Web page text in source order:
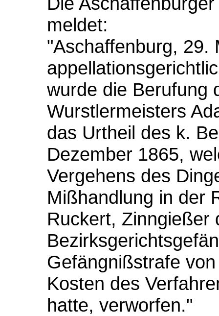
meldet:
"Aschaffenburg, 29.
wurde die Berufung
Wurstlermeisters
das Urtheil des k.
Dezember 1865,
Vergehens des
Mißhandlung in der
Ruckert, Zinngießer
Gefängnißstrafe
Kosten des
hatte, verworfen."